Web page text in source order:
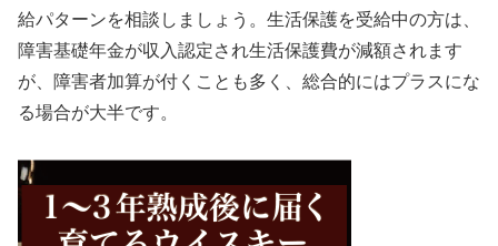
給パターンを相談しましょう。生活保護を受給中の方は、
障害基礎年金が収入認定され生活保護費が減額されます
が、障害者加算が付くことも多く、総合的にはプラスにな
る場合が大半です。